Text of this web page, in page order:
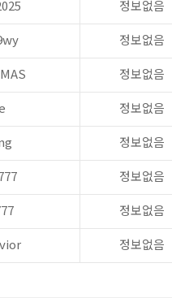
정보없음
정보없음
정보없음
정보없음
정보없음
정보없음
정보없음
정보없음